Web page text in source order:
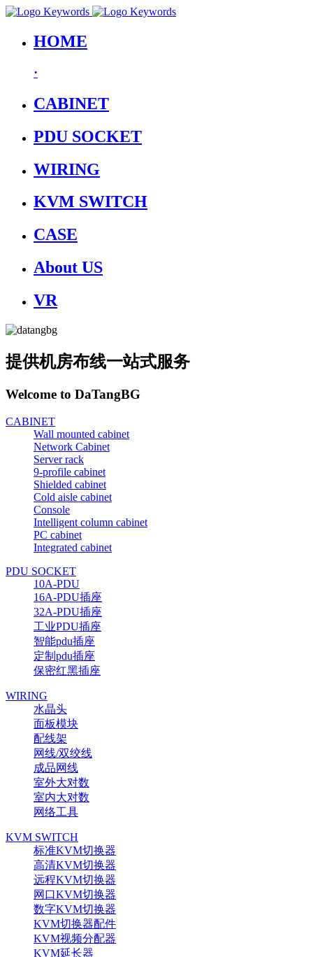
HOME
·
CABINET
PDU SOCKET
WIRING
KVM SWITCH
CASE
About US
VR
提供机房布线一站式服务
Welcome to DaTangBG
CABINET
Wall mounted cabinet
Network Cabinet
Server rack
9-profile cabinet
Shielded cabinet
Cold aisle cabinet
Console
Intelligent column cabinet
PC cabinet
Integrated cabinet
PDU SOCKET
10A-PDU
16A-PDU插座
32A-PDU插座
工业PDU插座
智能pdu插座
定制pdu插座
保密红黑插座
WIRING
水晶头
面板模块
配线架
网线/双绞线
成品网线
室外大对数
室内大对数
网络工具
KVM SWITCH
标准KVM切换器
高清KVM切换器
远程KVM切换器
网口KVM切换器
数字KVM切换器
KVM切换器配件
KVM视频分配器
KVM延长器